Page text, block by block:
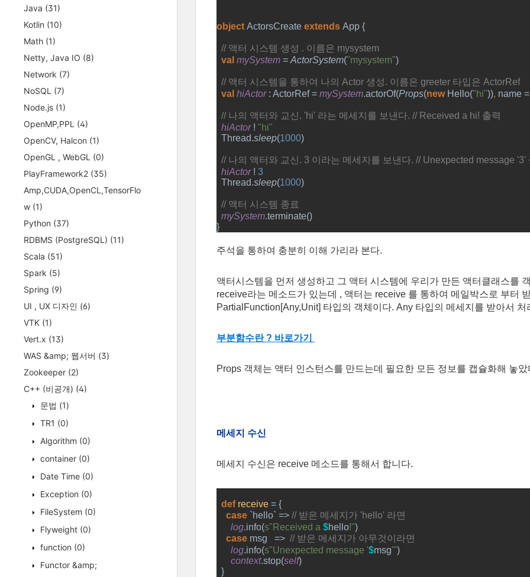
Java (31)
Kotlin (10)
Math (1)
Netty, Java IO (8)
Network (7)
NoSQL (7)
Node.js (1)
OpenMP,PPL (4)
OpenCV, Halcon (1)
OpenGL , WebGL (0)
PlayFramework2 (35)
Amp,CUDA,OpenCL,TensorFlo
w (1)
Python (37)
RDBMS (PostgreSQL) (11)
Scala (51)
Spark (5)
Spring (9)
UI , UX 디자인 (6)
VTK (1)
Vert.x (13)
WAS &amp; 웹서버 (3)
Zookeeper (2)
C++ (비공개) (4)
문법 (1)
TR1 (0)
Algorithm (0)
container (0)
Date Time (0)
Exception (0)
FileSystem (0)
Flyweight (0)
function (0)
Functor &amp;
object ActorsCreate extends App {
// 액터 시스템 생성 . 이름은 mysystem
val mySystem = ActorSystem("mysystem")
// 액터 시스템을 통하여 나의 Actor 생성. 이름은 greeter 타입은 ActorRef
val hiActor : ActorRef = mySystem.actorOf(Props(new Hello("hi")), name =
// 나의 액터와 교신 . 'hi' 라는 메세지를 보낸다. // Received a hi! 출력
hiActor ! "hi"
Thread.sleep(1000)
// 나의 액터와 교신 . 3 이라는 메세지를 보낸다. // Unexpected message '3'
hiActor ! 3
Thread.sleep(1000)
// 액터 시스템 종료
mySystem.terminate()
}
주석을 통하여 충분히 이해 가리라 본다.
액터시스템을 먼저 생성하고 그 액터 시스템에 우리가 만든 액터클래스를
receive라는 메소드가 있는데 , 액터는 receive 를 통하여 메일박스로 부터
PartialFunction[Any,Unit] 타입의 객체이다. Any 타입의 메세지를 받아서 처
부분함수란 ? 바로가기
Props 객체는 액터 인스턴스를 만드는데 필요한 모든 정보를 캡슐화해 놓
메세지 수신
메세지 수신은 receive 메소드를 통해서 합니다.
def receive = {
case `hello` => // 받은 메세지가 'hello' 라면
log.info(s"Received a $hello!")
case msg   => // 받은 메세지가 아무것이라면
log.info(s"Unexpected message '$msg'")
context.stop(self)
  }